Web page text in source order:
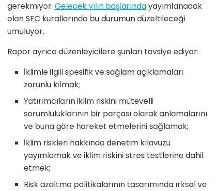
gerekmiyor. Gelecek yılın başlarındayayımlanacak
olan SEC kurallarında bu durumun düzeltileceği
umuluyor.
Rapor ayrıca düzenleyicilere şunları tavsiye ediyor:
İklimle ilgili spesifik ve sağlam açıklamaları
zorunlu kılmak;
Yatırımcıların iklim riskini mütevelli
sorumluluklarının bir parçası olarak anlamalarını
ve buna göre hareket etmelerini sağlamak;
İklim riskleri hakkında denetim kılavuzu
yayımlamak ve iklim riskini stres testlerine dahil
etmek;
Risk azaltma politikalarının tasarımında ırksal ve